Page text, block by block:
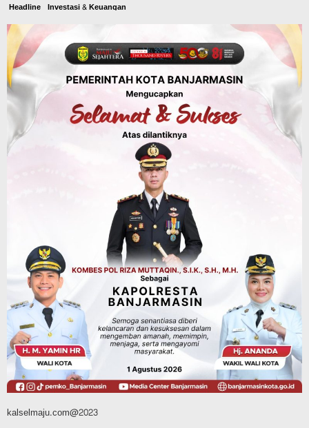
Headline Investasi & Keuangan
KUA-PPAS 2027 Banjarbaru Defisit 170
Miliar, Pendapatan 1,2 Triliun Belanja
1,37 Triliun, Tutup Kekurangan dari
SiLPA
Agustus 7, 2026
Kalsel
Operasi Sikat Intan 2026 Berakhir, Polda
Kalsel Amankan Ribuan Miras Hingga
Pemerintahan Sosial & Keagamaan
Banjarmasin Pilot Project Perlinsos
Digital, Target 30 Persen IKD Masih
Jauh, Komisi II DPR Turun Tangan
Agustus 7, 2026
kalselmaju.com@2023